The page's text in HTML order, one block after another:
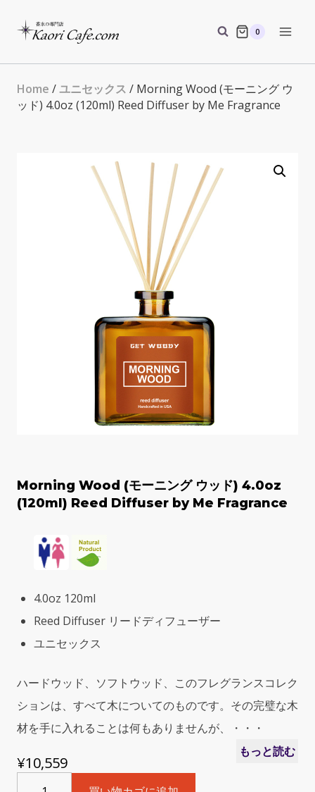
0
Home /ユニセックス / Morning Wood (モーニング ウ
ッド) 4.0oz (120ml) Reed Diffuser by Me Fragrance
Morning Wood (モーニング ウッド) 4.0oz
(120ml) Reed Diffuser by Me Fragrance
4.0oz 120ml
Reed Diffuser リードディフューザー
ユニセックス
ハードウッド、ソフトウッド、このフレグランスコレク
ションは、すべて木についてのものです。その完璧な木
材を手に入れることは何もありませんが、・・・
もっと読む
¥10,559